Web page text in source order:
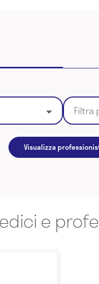
Filtra
Visualizza
e